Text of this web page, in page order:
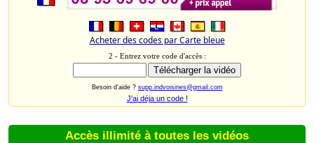
Acheter des codes par Carte bleue
2 - Entrez votre code d'accès :
Besoin d'aide ? supp.indvoisines@gmail.com
J'ai déja un code !
Accès illimité à toutes les vidéos